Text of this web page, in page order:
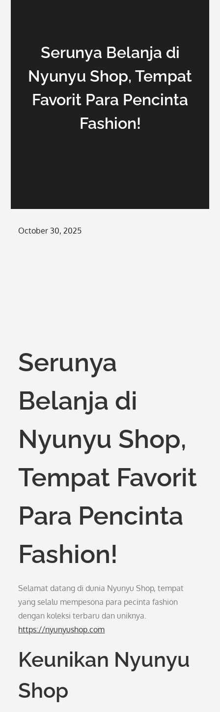
Serunya Belanja di
Nyunyu Shop, Tempat
Favorit Para Pencinta
Fashion!
Posted
October 30, 2025
Serunya
Belanja di
Nyunyu Shop,
Tempat Favorit
Para Pencinta
Fashion!
Selamat datang di dunia Nyunyu Shop, tempat
yang selalu mempesona para pecinta fashion
dengan koleksi terbaru dan uniknya.
https://nyunyushop.com
Keunikan Nyunyu
Shop